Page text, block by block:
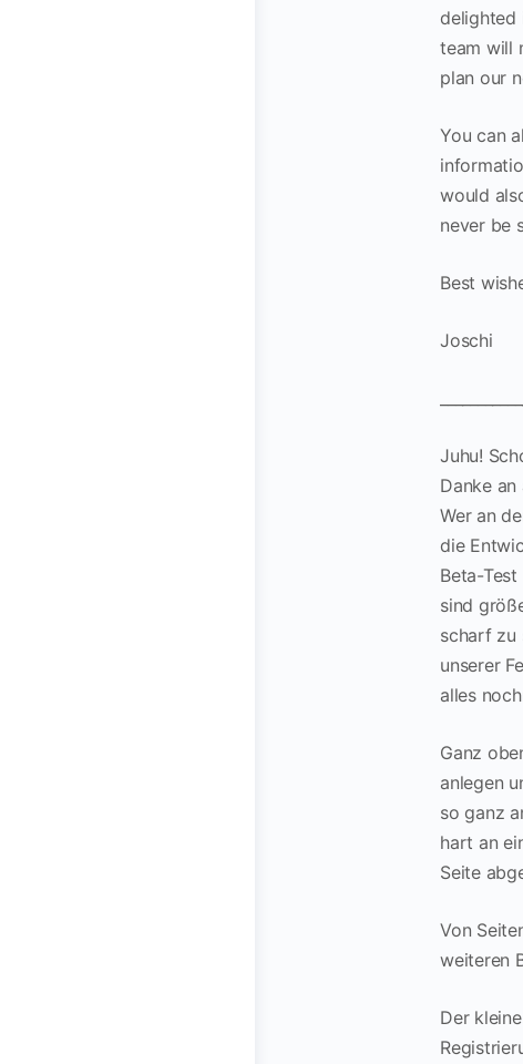
delighted
team will
plan our
You can
would
never be
Best
Joschi
Juhu!
Danke
Wer an
die
Beta-
sind
scharf zu
unserer
alles
Ganz
anlegen
so ganz
hart an
Seite
Von
weiteren
Der